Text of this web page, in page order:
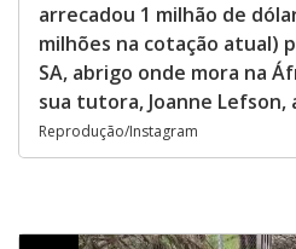
arrecadou 1 milhão de
milhões na cotação atual)
SA, abrigo onde mora na
sua tutora, Joanne Lefson,
Reprodução/Instagram